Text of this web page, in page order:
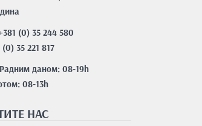
(0) 35 244 580
(0) 35 221 817
Радним даном: 08-19h
08-13h
НАС